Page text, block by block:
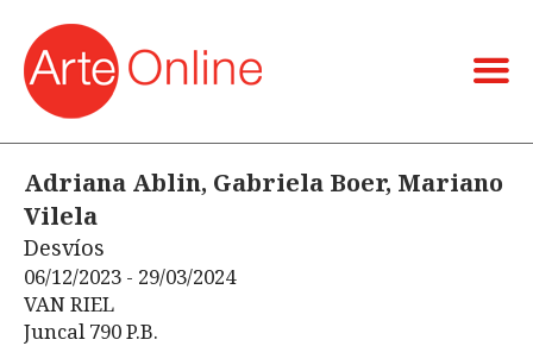
Adriana Ablin, Gabriela Boer, Mariano
Vilela
Desvíos
06/12/2023 - 29/03/2024
VAN RIEL
Juncal 790 P.B.